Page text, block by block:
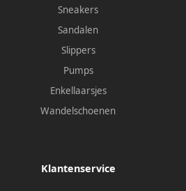
Sneakers
Sandalen
Slippers
Pumps
Enkellaarsjes
Wandelschoenen
Klantenservice